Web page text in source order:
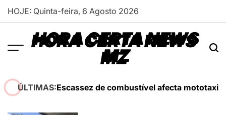
Skip
HOJE: Quinta-feira, 6 Agosto 2026
HORA CERTA NEWS
MZ
ÚLTIMAS:Escassez de combustível afecta